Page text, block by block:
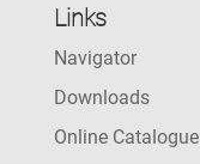
Links
Navigator
Downloads
Online Catalogue